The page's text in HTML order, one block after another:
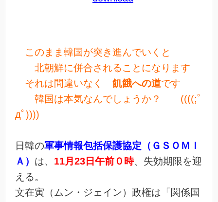
このまま韓国が突き進んでいくと
北朝鮮に併合されることになります
それは間違いなく 飢餓への道です
韓国は本気なんでしょうか？ ((((;ﾟ
дﾟ))))
日韓の軍事情報包括保護協定（ＧＳＯＭＩ
Ａ） は、 11月23日午前０時、失効期限を迎
える。
文在寅（ムン・ジェイン）政権は「関係国